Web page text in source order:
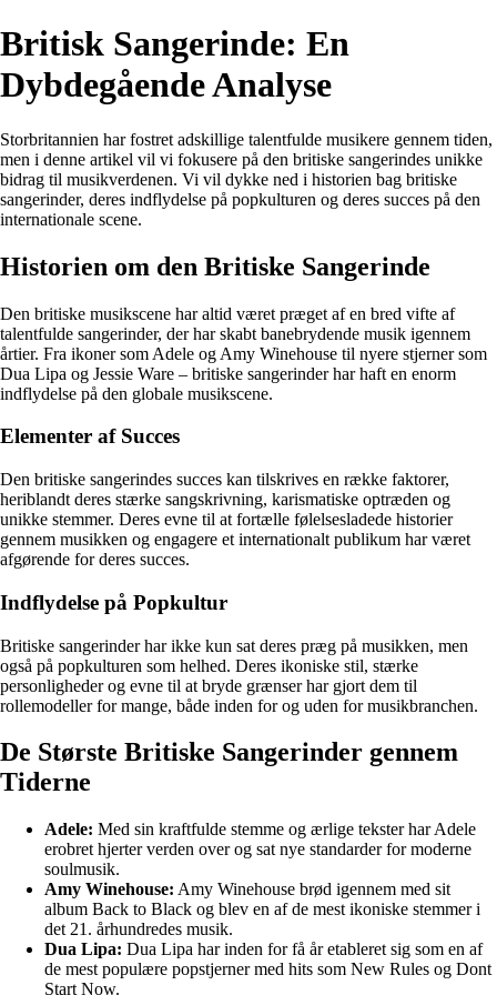
Britisk Sangerinde: En
Dybdegående Analyse
Storbritannien har fostret adskillige talentfulde musikere gennem tiden,
men i denne artikel vil vi fokusere på den britiske sangerindes unikke
bidrag til musikverdenen. Vi vil dykke ned i historien bag britiske
sangerinder, deres indflydelse på popkulturen og deres succes på den
internationale scene.
Historien om den Britiske Sangerinde
Den britiske musikscene har altid været præget af en bred vifte af
talentfulde sangerinder, der har skabt banebrydende musik igennem
årtier. Fra ikoner som Adele og Amy Winehouse til nyere stjerner som
Dua Lipa og Jessie Ware – britiske sangerinder har haft en enorm
indflydelse på den globale musikscene.
Elementer af Succes
Den britiske sangerindes succes kan tilskrives en række faktorer,
heriblandt deres stærke sangskrivning, karismatiske optræden og
unikke stemmer. Deres evne til at fortælle følelsesladede historier
gennem musikken og engagere et internationalt publikum har været
afgørende for deres succes.
Indflydelse på Popkultur
Britiske sangerinder har ikke kun sat deres præg på musikken, men
også på popkulturen som helhed. Deres ikoniske stil, stærke
personligheder og evne til at bryde grænser har gjort dem til
rollemodeller for mange, både inden for og uden for musikbranchen.
De Største Britiske Sangerinder gennem
Tiderne
Adele: Med sin kraftfulde stemme og ærlige tekster har Adele
erobret hjerter verden over og sat nye standarder for moderne
soulmusik.
Amy Winehouse: Amy Winehouse brød igennem med sit
album Back to Black og blev en af de mest ikoniske stemmer i
det 21. århundredes musik.
Dua Lipa: Dua Lipa har inden for få år etableret sig som en af
de mest populære popstjerner med hits som New Rules og Dont
Start Now.